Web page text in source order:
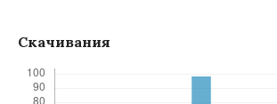
Скачивания